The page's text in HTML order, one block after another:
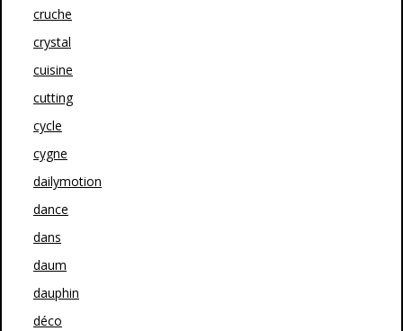
cruche
crystal
cuisine
cutting
cycle
cygne
dailymotion
dance
dans
daum
dauphin
déco